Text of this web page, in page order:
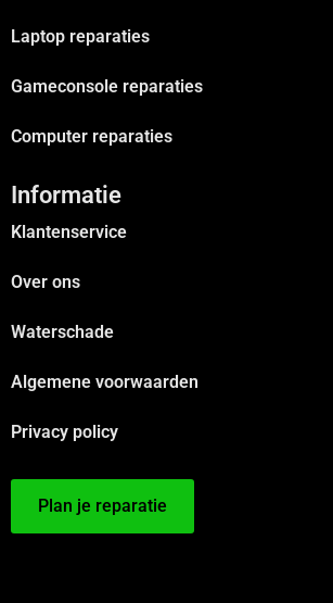
Laptop reparaties
Gameconsole reparaties
Computer reparaties
Informatie
Klantenservice
Over ons
Waterschade
Algemene voorwaarden
Privacy policy
Plan je reparatie